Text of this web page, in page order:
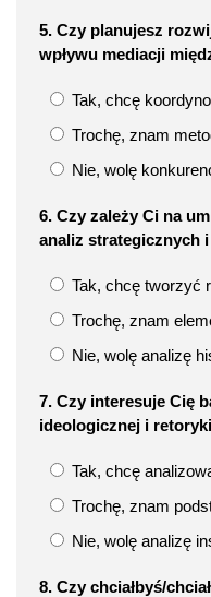
5. Czy planujesz
wpływu mediacji
Tak, chcę
Trochę, znam
Nie, wolę
6. Czy zależy Ci na
analiz strategicznych
Tak, chcę tworzyć
Trochę, znam
Nie, wolę analizę
7. Czy interesuje Cię
ideologicznej i
Tak, chcę
Trochę, znam
Nie, wolę analizę
8. Czy chciałbyś/